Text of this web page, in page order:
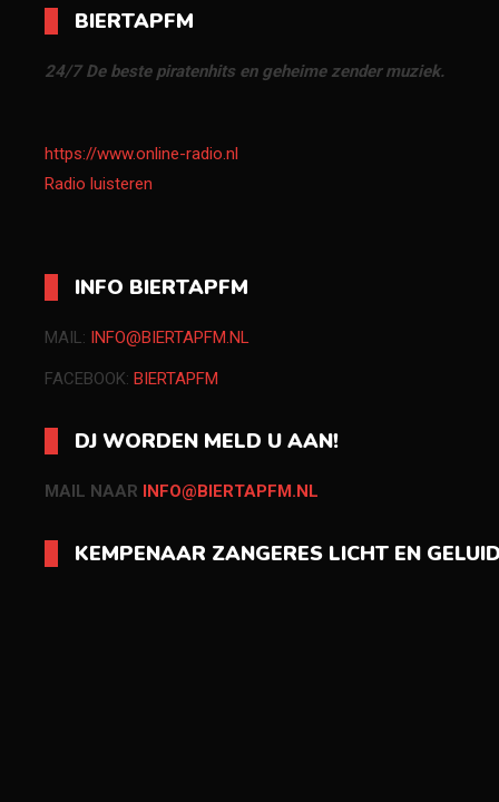
BIERTAPFM
24/7 De beste piratenhits en geheime zender muziek.
https://www.online-radio.nl
Radio luisteren
INFO BIERTAPFM
MAIL: INFO@BIERTAPFM.NL
FACEBOOK: BIERTAPFM
DJ WORDEN MELD U AAN!
MAIL NAAR INFO@BIERTAPFM.NL
KEMPENAAR ZANGERES LICHT EN